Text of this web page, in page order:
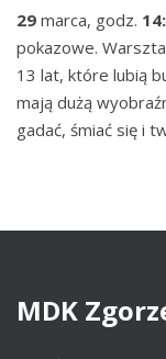
29 marca, godz.
pokazowe.
13 lat, które lubią
mają dużą
gadać, śmiać się i
MDK